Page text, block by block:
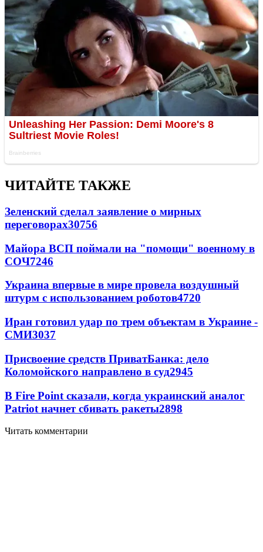
ЧИТАЙТЕ ТАКЖЕ
Зеленский сделал заявление о мирных
переговорах30756
Майора ВСП поймали на "помощи" военному в
СОЧ7246
Украина впервые в мире провела воздушный
штурм с использованием роботов4720
Иран готовил удар по трем объектам в Украине -
СМИ3037
Присвоение средств ПриватБанка: дело
Коломойского направлено в суд2945
В Fire Point сказали, когда украинский аналог
Patriot начнет сбивать ракеты2898
Читать комментарии